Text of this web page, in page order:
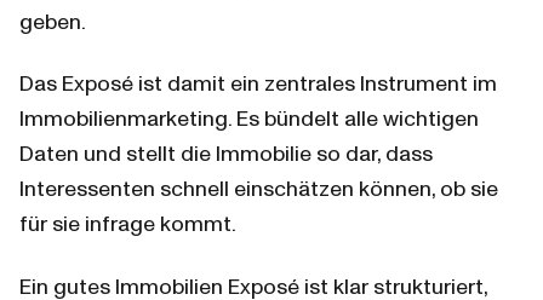
geben.
Das Exposé ist damit ein zentrales Instrument im
Immobilienmarketing. Es bündelt alle wichtigen
Daten und stellt die Immobilie so dar, dass
Interessenten schnell einschätzen können, ob sie
für sie infrage kommt.
Ein gutes Immobilien Exposé ist klar strukturiert,